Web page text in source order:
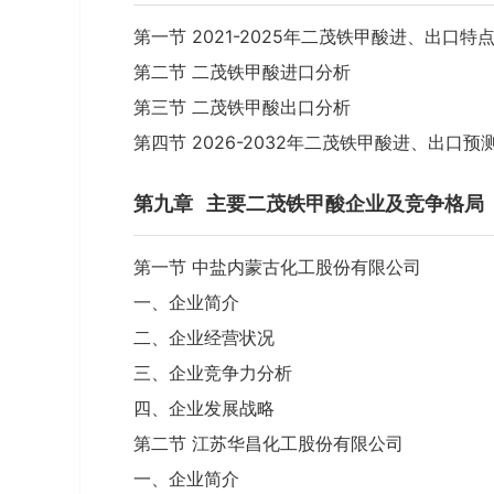
第一节 2021-2025年二茂铁甲酸进、出口特点
第二节 二茂铁甲酸进口分析
第三节 二茂铁甲酸出口分析
第四节 2026-2032年二茂铁甲酸进、出口预
第九章 主要二茂铁甲酸企业及竞争格局
第一节 中盐内蒙古化工股份有限公司
一、企业简介
二、企业经营状况
三、企业竞争力分析
四、企业发展战略
第二节 江苏华昌化工股份有限公司
一、企业简介